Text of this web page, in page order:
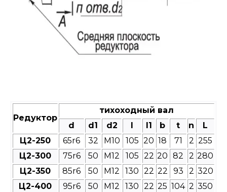
Редуктор
тихоходный вал
d
d1 d2 l1 b t n
L
Ц2-250
65r6 32 М10 105 20 18 71 2 255
Ц2-300
75r6 50 М12 105 22 20 82 2 280
Ц2-350
85r6 50 М12 130 22 22 93 2 320
Ц2-400
95r6 50 М12 130 22 25 104 2 350